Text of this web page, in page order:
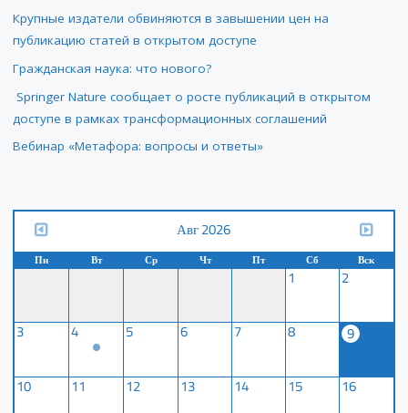
Крупные издатели обвиняются в завышении цен на
публикацию статей в открытом доступе
Гражданская наука: что нового?
Springer Nature сообщает о росте публикаций в открытом
доступе в рамках трансформационных соглашений
Вебинар «Метафора: вопросы и ответы»
Авг 2026
Пн Вт Ср Чт Пт Сб Вск
1 2
3 4 5 6 7 8
9
10
11 12 13 14 15 16